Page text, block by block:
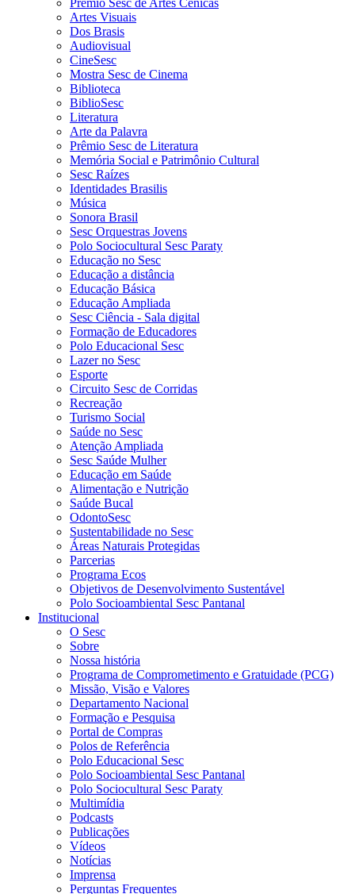
Prêmio Sesc de Artes Cênicas
Artes Visuais
Dos Brasis
Audiovisual
CineSesc
Mostra Sesc de Cinema
Biblioteca
BiblioSesc
Literatura
Arte da Palavra
Prêmio Sesc de Literatura
Memória Social e Patrimônio Cultural
Sesc Raízes
Identidades Brasilis
Música
Sonora Brasil
Sesc Orquestras Jovens
Polo Sociocultural Sesc Paraty
Educação no Sesc
Educação a distância
Educação Básica
Educação Ampliada
Sesc Ciência - Sala digital
Formação de Educadores
Polo Educacional Sesc
Lazer no Sesc
Esporte
Circuito Sesc de Corridas
Recreação
Turismo Social
Saúde no Sesc
Atenção Ampliada
Sesc Saúde Mulher
Educação em Saúde
Alimentação e Nutrição
Saúde Bucal
OdontoSesc
Sustentabilidade no Sesc
Áreas Naturais Protegidas
Parcerias
Programa Ecos
Objetivos de Desenvolvimento Sustentável
Polo Socioambiental Sesc Pantanal
Institucional
O Sesc
Sobre
Nossa história
Programa de Comprometimento e Gratuidade (PCG)
Missão, Visão e Valores
Departamento Nacional
Formação e Pesquisa
Portal de Compras
Polos de Referência
Polo Educacional Sesc
Polo Socioambiental Sesc Pantanal
Polo Sociocultural Sesc Paraty
Multimídia
Podcasts
Publicações
Vídeos
Notícias
Imprensa
Perguntas Frequentes